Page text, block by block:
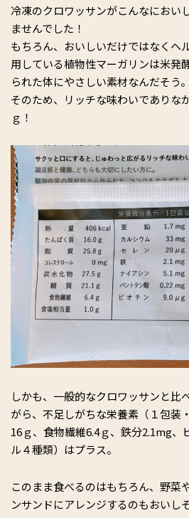
冷凍のクロワッサンがこんなにおい
ませんでした！
もちろん、おいしいだけではなくヘ
用している植物性マーガリンは米発
られた体にやさしい素材なんだそう。
そのため、リッチな味わいでありな
ｇ！
しかも、一般的なクロワッサンと比
がら、不足しがちな栄養素（１包装
16ｇ、食物繊維6.4ｇ、鉄分2.1mg、
ル４種類）はプラス。
このまま食べるのはもちろん、野菜
ンサンドにアレンジするのもおいし